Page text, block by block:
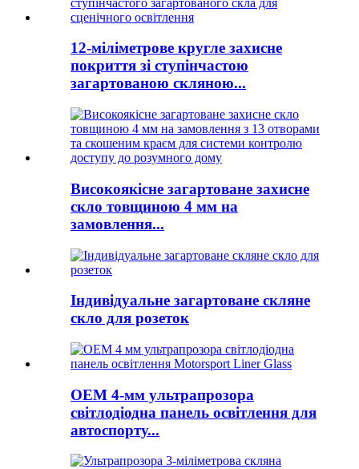
12-міліметрове кругле захисне
покриття зі ступінчастою
загартованою скляною...
Високоякісне загартоване захисне
скло товщиною 4 мм на
замовлення...
Індивідуальне загартоване скляне
скло для розеток
OEM 4-мм ультрапрозора
світлодіодна панель освітлення для
автоспорту...